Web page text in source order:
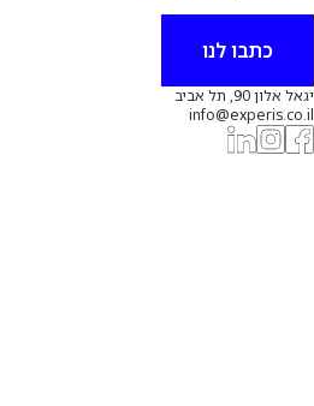
כתבו לנו
יגאל אלון 90, תל אביב
info@experis.co.il